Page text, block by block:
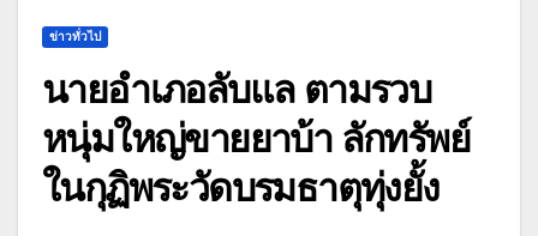
ข่าวทั่วไป
นายอำเภอลับแล ตามรวบ
หนุ่มใหญ่ขายยาบ้า ลักทรัพย์
ในกุฏิพระวัดบรมธาตุทุ่งยั้ง